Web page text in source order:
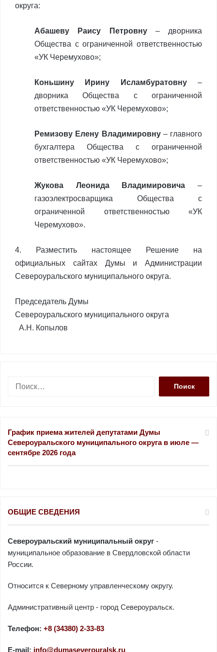
округа:
Абашеву Раису Петровну– дворника
Общества с ограниченной ответственностью
«УК Черемухово»;
Коньшину Ирину Исламбуратовну–
дворника Общества с ограниченной
ответственностью «УК Черемухово»;
Ремизову Елену Владимировну– главного
бухгалтера Общества с ограниченной
ответственностью «УК Черемухово»;
Жукова Леонида Владимировича –
газоэлектросварщика Общества с
ограниченной ответственностью «УК
Черемухово».
4. Разместить настоящее Решение на
официальных сайтах Думы и Администрации
Североуральского муниципального округа.
Председатель Думы
Североуральского муниципального округа
А.Н. Копылов
:
График приема жителей депутатами Думы
Североуральского муниципального округа в июле —
сентябре 2026 года
ОБЩИЕ СВЕДЕНИЯ
Североуральский муниципальный округ -
муниципальное образование в Свердловской области
России.
Относится к Северному управленческому округу.
Административный центр - город Североуральск.
Телефон: +8 (34380) 2-33-83
E-mail: info@dumaseverouralsk.ru